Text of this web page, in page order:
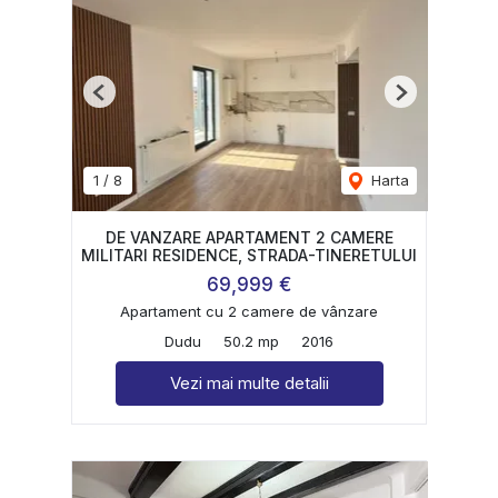
1 / 8 Harta
Previous Next
DE VANZARE APARTAMENT 2 CAMERE
MILITARI RESIDENCE, STRADA-TINERETULUI
69,999 €
Apartament cu 2 camere de vânzare
Dudu
50.2 mp 2016
Vezi mai multe detalii